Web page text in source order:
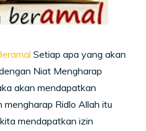
Setiap apa yang akan
Niat Mengharap
akan mendapatkan
Ridlo Allah itu
mendapatkan izin